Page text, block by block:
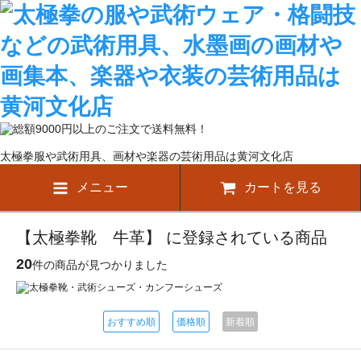
太極拳服や武術用具、画材や楽器の芸術用品は黄河文化店
メニュー カートを見る
【太極拳靴 牛革】 に登録されている商品
20件の商品が見つかりました
おすすめ順 価格順 新着順